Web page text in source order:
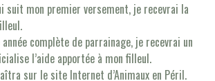
suit mon premier versement, je recevrai la
année complète de parrainage, je recevrai un
l’aide apportée à mon filleul.
sur le site Internet d’Animaux en Péril.